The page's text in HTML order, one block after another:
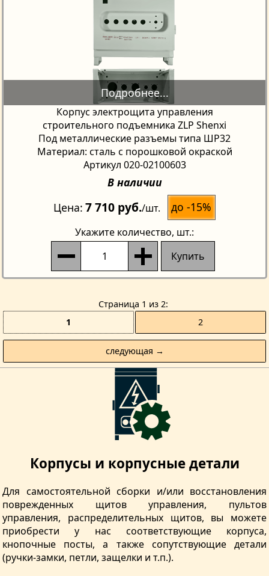
Корпусы и корпусные детали
Для самостоятельной сборки и/или восстановления
поврежденных щитов управления, пультов
управления, распределительных щитов, вы можете
приобрести у нас соответствующие корпуса,
кнопочные посты, а также сопутствующие детали
(ручки-замки, петли, защелки и т.п.).
Корпус электрощита управления
строительного подъемника ZLP Shenxi
Под металлические разъемы типа ШР32
Материал: сталь с порошковой окраской
Артикул 020-02100603
В наличии
Цена 7 710 руб./шт. до -15%
Укажите количество, шт.:
Купить
Страницa 1 из 2
1
2
следующая →